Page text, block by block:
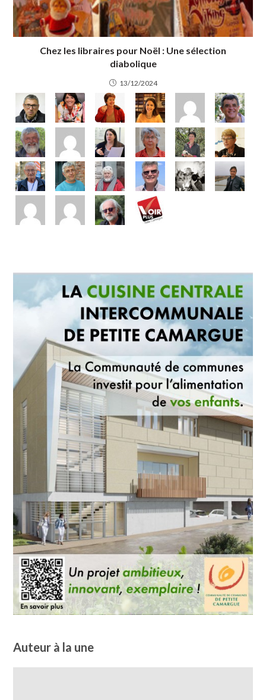
Chez les libraires pour Noël : Une sélection
diabolique
13/12/2024
Auteur à la une